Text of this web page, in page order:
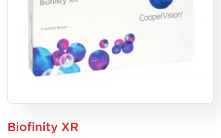
Biofinity XR